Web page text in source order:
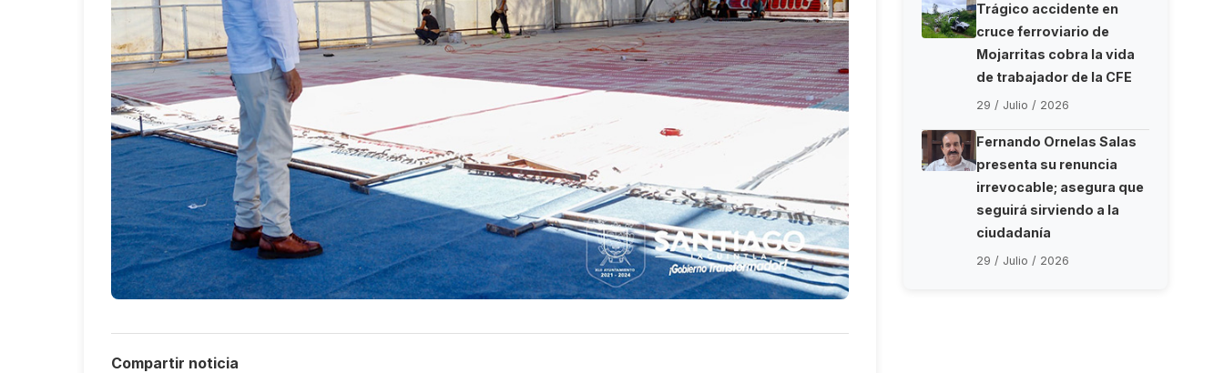
Compartir noticia
Trágico accidente en
cruce ferroviario de
Mojarritas cobra la vida
de trabajador de la CFE
29 / Julio / 2026
Fernando Ornelas Salas
presenta su renuncia
irrevocable; asegura que
seguirá sirviendo a la
ciudadanía
29 / Julio / 2026